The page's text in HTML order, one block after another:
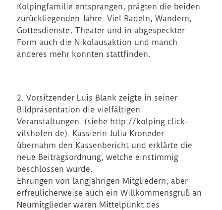
Kolpingfamilie entsprangen, prägten die beiden
zurückliegenden Jahre. Viel Radeln, Wandern,
Gottesdienste, Theater und in abgespeckter
Form auch die Nikolausaktion und manch
anderes mehr konnten stattfinden.
2. Vorsitzender Luis Blank zeigte in seiner
Bildpräsentation die vielfältigen
Veranstaltungen. (siehe http://kolping.click-
vilshofen.de). Kassierin Julia Kroneder
übernahm den Kassenbericht und erklärte die
neue Beitragsordnung, welche einstimmig
beschlossen wurde.
Ehrungen von langjährigen Mitgliedern, aber
erfreulicherweise auch ein Willkommensgruß an
Neumitglieder waren Mittelpunkt des